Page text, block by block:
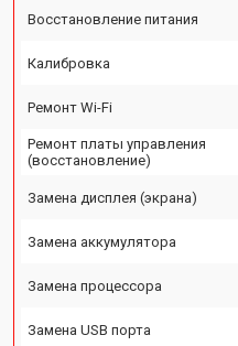
Восстановление питания
Калибровка
Ремонт Wi-Fi
Ремонт платы управления
(восстановление)
Замена дисплея (экрана)
Замена аккумулятора
Замена процессора
Замена USB порта